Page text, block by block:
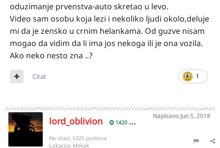
oduzimanje prvenstva-auto skretao u levo.
Video sam osobu koja lezi i nekoliko ljudi okolo,deluje
mi da je zensko u crnim helankama. Od guzve nisam
mogao da vidim da li ima jos nekoga ili je ona vozila.
Ako neko nesto zna ..?
1
Citat
lord_oblivion 1420
Napisano Jun 5, 2018
Ne silazi, 6325 postova
Lokacija: Meljak